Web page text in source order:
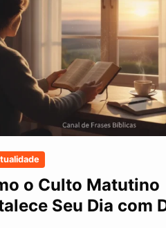
o Culto Matutino
Seu Dia com